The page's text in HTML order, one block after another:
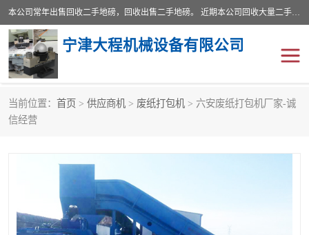
本公司常年出售回收二手地磅，回收出售二手地磅。 近期本公司回收大量二手地磅，型号齐全，宽度从2米到3.5米，长度5米到25米，承重吨位从10到200吨，成色7—9成新。 ? 使用年限6个月至2年，产品来源于个人闲置品，工矿企业停用品，因小换大而来。 精准度和新的一样， 二手地磅是内行人的选择，打个电话就省钱朋友您好等什么
宁津大程机械设备有限公司
当前位置： 首页 > 供应商机 > 废纸打包机 > 六安废纸打包机厂家-诚
信经营
地磅
废纸打包机
装载机电子秤 输送机